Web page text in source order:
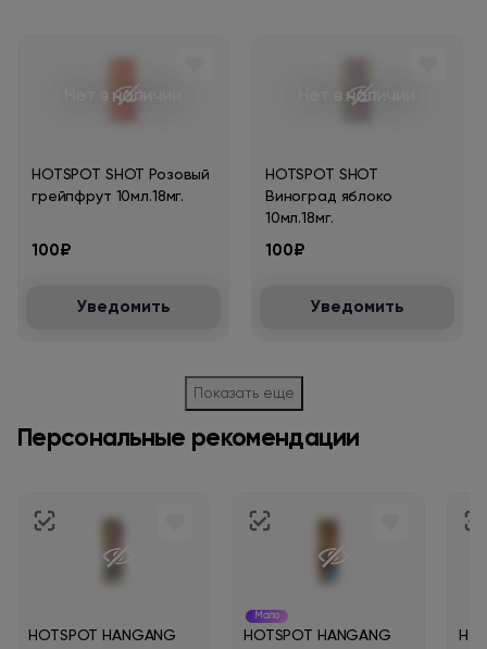
Нет в наличии
HOTSPOT SHOT Розовый
грейпфрут 10мл.18мг.
100₽
Уведомить
Нет в наличии
HOTSPOT SHOT
Виноград яблоко
10мл.18мг.
100₽
Уведомить
Показать еще
Персональные рекомендации
HOTSPOT HANGANG
Мало
HOTSPOT HANGANG